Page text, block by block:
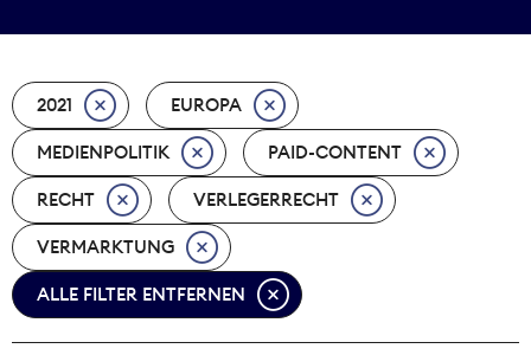
Nachhaltigkeit
Nachwuchs
Nova Award
Pressefreiheit
Print
2021 EUROPA
MEDIENPOLITIK PAID-CONTENT
RECHT VERLEGERRECHT
VERMARKTUNG
ALLE FILTER ENTFERNEN